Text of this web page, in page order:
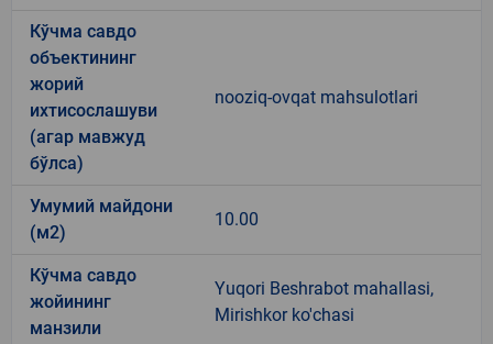
Кўчма савдо
объектининг
жорий
ихтисослашуви
(агар мавжуд
бўлса)
nooziq-ovqat mahsulotlari
Умумий майдони
(м2)
10.00
Кўчма савдо
жойининг
манзили
Yuqori Beshrabot mahallasi,
Mirishkor ko'chasi